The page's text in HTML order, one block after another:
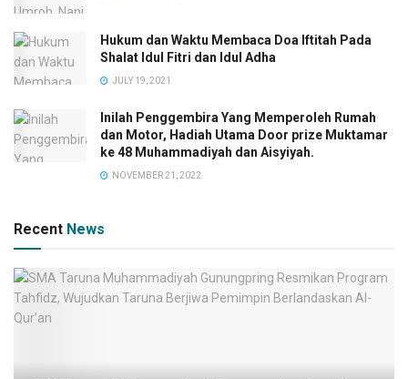
Hukum dan Waktu Membaca Doa Iftitah Pada
Shalat Idul Fitri dan Idul Adha
JULY 19, 2021
Inilah Penggembira Yang Memperoleh Rumah
dan Motor, Hadiah Utama Door prize Muktamar
ke 48 Muhammadiyah dan Aisyiyah.
NOVEMBER 21, 2022
Recent News